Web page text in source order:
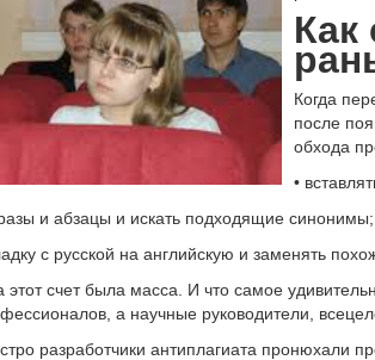
Как
Когда
после
обхода
•
и абзацы и искать подходящие синонимы;
с русской на английскую и заменять
счет была масса. И что самое
а научные руководители,
разработчики антиплагиата